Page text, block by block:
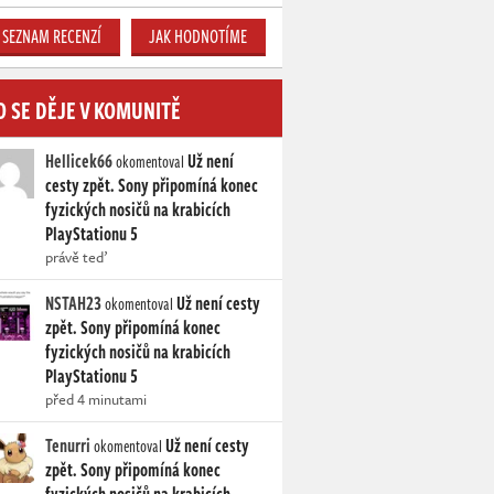
SEZNAM RECENZÍ JAK HODNOTÍME
SE DĚJE V KOMUNITĚ
Hellicek66okomentovalUž není
cesty zpět. Sony připomíná konec
fyzických nosičů na krabicích
PlayStationu 5
právě teď
NSTAH23okomentovalUž není cesty
zpět. Sony připomíná konec
fyzických nosičů na krabicích
PlayStationu 5
před 4 minutami
TenurriokomentovalUž není cesty
zpět. Sony připomíná konec